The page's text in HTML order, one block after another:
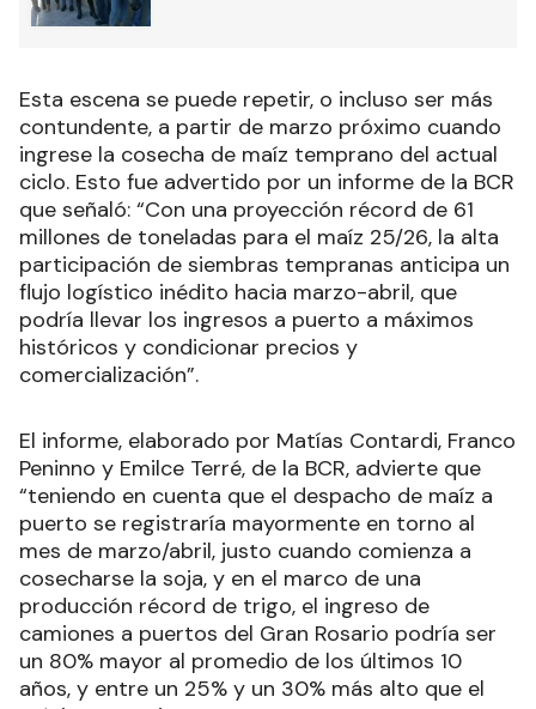
Esta escena se puede repetir, o incluso ser más
contundente, a partir de marzo próximo cuando
ingrese la cosecha de maíz temprano del actual
ciclo. Esto fue advertido por un informe de la BCR
que señaló: “Con una proyección récord de 61
millones de toneladas para el maíz 25/26, la alta
participación de siembras tempranas anticipa un
flujo logístico inédito hacia marzo-abril, que
podría llevar los ingresos a puerto a máximos
históricos y condicionar precios y
comercialización”.
El informe, elaborado por Matías Contardi, Franco
Peninno y Emilce Terré, de la BCR, advierte que
“teniendo en cuenta que el despacho de maíz a
puerto se registraría mayormente en torno al
mes de marzo/abril, justo cuando comienza a
cosecharse la soja, y en el marco de una
producción récord de trigo, el ingreso de
camiones a puertos del Gran Rosario podría ser
un 80% mayor al promedio de los últimos 10
años, y entre un 25% y un 30% más alto que el